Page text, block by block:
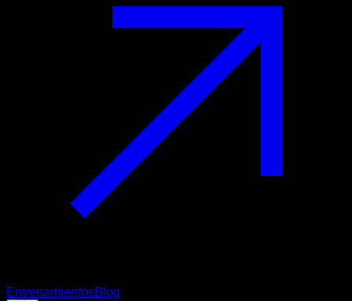
EntrenamientosBlog